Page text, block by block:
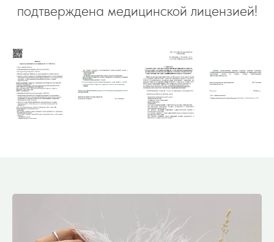
подтверждена медицинской лицензией!